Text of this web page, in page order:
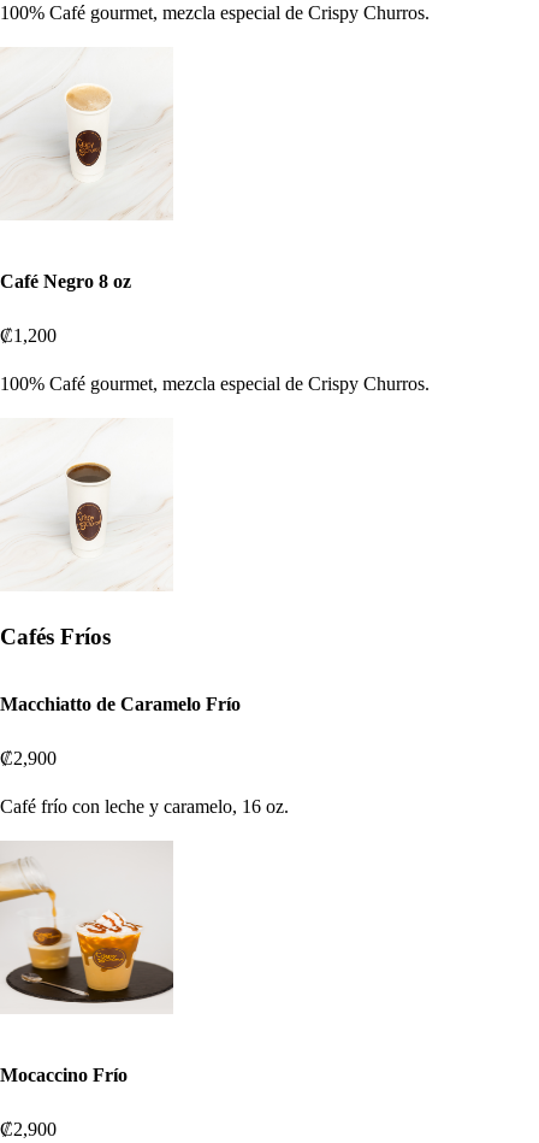
100% Café gourmet, mezcla especial de Crispy Churros.
Café Negro 8 oz
₡1,200
100% Café gourmet, mezcla especial de Crispy Churros.
Cafés Fríos
Macchiatto de Caramelo Frío
₡2,900
Café frío con leche y caramelo, 16 oz.
Mocaccino Frío
₡2,900